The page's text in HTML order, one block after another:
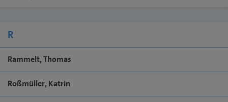
R
Rammelt, Thomas
Roßmüller, Katrin